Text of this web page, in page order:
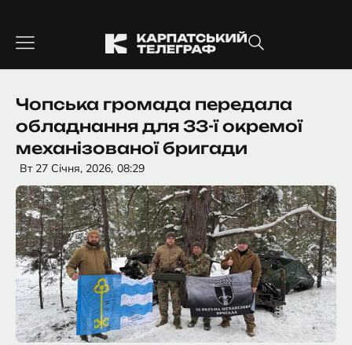
вмісту
Чопська громада передала
обладнання для 33-ї окремої
механізованої бригади
Вт 27 Січня, 2026, 08:29